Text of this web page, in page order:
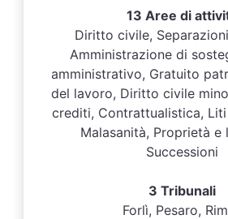
13 Aree di
Diritto civile,
Amministrazione di
amministrativo, Gratuito
del lavoro, Diritto civile
crediti, Contrattualistica,
Malasanità, Proprietà e
Successioni
3 Tribunali
Forlì, Pesaro,